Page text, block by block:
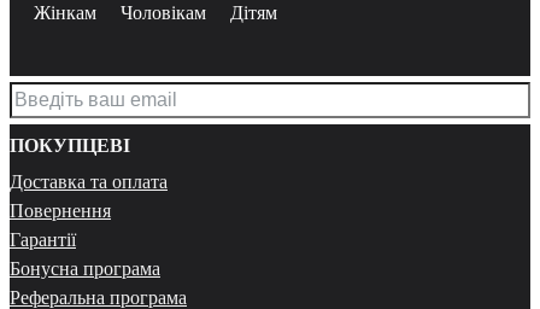
Жінкам Чоловікам Дітям
ПОКУПЦЕВІ
Доставка та оплата
Повернення
Гарантії
Бонусна програма
Реферальна програма